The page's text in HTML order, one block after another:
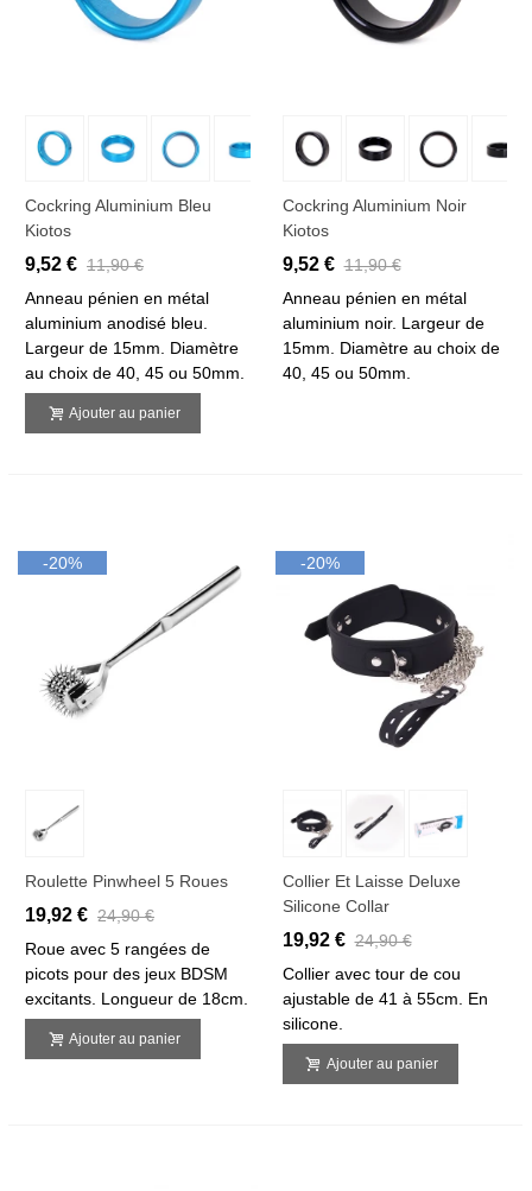
Cockring Aluminium Bleu
Kiotos
9,52 € 11,90 €
Anneau pénien en métal
aluminium anodisé bleu.
Largeur de 15mm. Diamètre
au choix de 40, 45 ou 50mm.
Ajouter au panier
Cockring Aluminium Noir
Kiotos
9,52 € 11,90 €
Anneau pénien en métal
aluminium noir. Largeur de
15mm. Diamètre au choix de
40, 45 ou 50mm.
-20%
Roulette Pinwheel 5 Roues
19,92 € 24,90 €
Roue avec 5 rangées de
picots pour des jeux BDSM
excitants. Longueur de 18cm.
Ajouter au panier
-20%
Collier Et Laisse Deluxe
Silicone Collar
19,92 € 24,90 €
Collier avec tour de cou
ajustable de 41 à 55cm. En
silicone.
Ajouter au panier